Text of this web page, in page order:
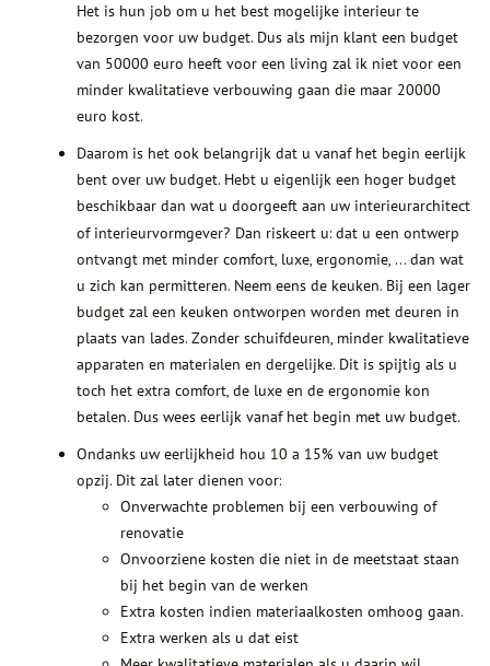
Het is hun job om u het best mogelijke interieur te
bezorgen voor uw budget. Dus als mijn klant een budget
van 50000 euro heeft voor een living zal ik niet voor een
minder kwalitatieve verbouwing gaan die maar 20000
euro kost.
Daarom is het ook belangrijk dat u vanaf het begin eerlijk
bent over uw budget. Hebt u eigenlijk een hoger budget
beschikbaar dan wat u doorgeeft aan uw interieurarchitect
of interieurvormgever? Dan riskeert u: dat u een ontwerp
ontvangt met minder comfort, luxe, ergonomie, … dan wat
u zich kan permitteren. Neem eens de keuken. Bij een lager
budget zal een keuken ontworpen worden met deuren in
plaats van lades. Zonder schuifdeuren, minder kwalitatieve
apparaten en materialen en dergelijke. Dit is spijtig als u
toch het extra comfort, de luxe en de ergonomie kon
betalen. Dus wees eerlijk vanaf het begin met uw budget.
Ondanks uw eerlijkheid hou 10 a 15% van uw budget
opzij. Dit zal later dienen voor:
Onverwachte problemen bij een verbouwing of
renovatie
Onvoorziene kosten die niet in de meetstaat staan
bij het begin van de werken
Extra kosten indien materiaalkosten omhoog gaan.
Extra werken als u dat eist